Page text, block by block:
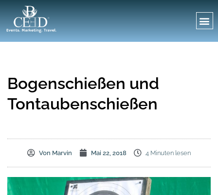
Bogenschießen und
Tontaubenschießen
Von Marvin Mai 22, 2018 4 Minuten lesen